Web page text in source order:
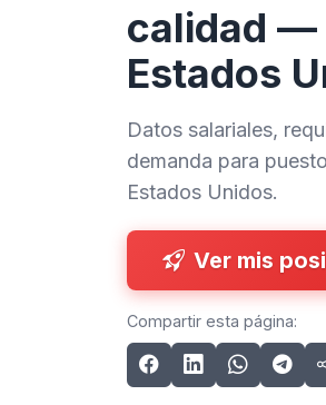
calidad —
Estados
Datos salariales,
demanda para
Estados Unidos.
Ver mis
Compartir esta página: